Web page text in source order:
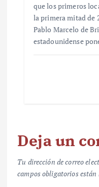
que los primeros
la primera mitad de
Pablo Marcelo de
estadounidense
Deja un
Tu dirección de correo
campos obligatorios están